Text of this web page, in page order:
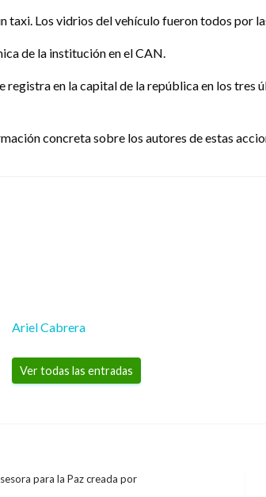
Los vidrios del vehículo fueron todos por
de la institución en el CAN.
en la capital de la república en los
concreta sobre los autores de estas
Ariel Cabrera
Ver todas las entradas
para la Paz creada por